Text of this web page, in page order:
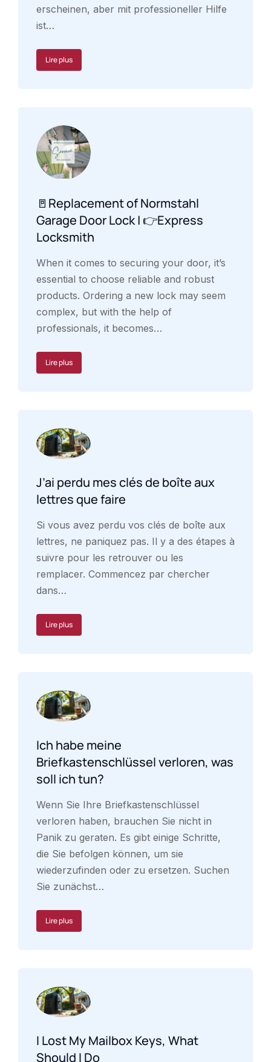
erscheinen, aber mit professioneller Hilfe
ist…
Lire plus
🚪Replacement of Normstahl
Garage Door Lock | 👉Express
Locksmith
When it comes to securing your door, it’s
essential to choose reliable and robust
products. Ordering a new lock may seem
complex, but with the help of
professionals, it becomes…
Lire plus
J’ai perdu mes clés de boîte aux
lettres que faire
Si vous avez perdu vos clés de boîte aux
lettres, ne paniquez pas. Il y a des étapes à
suivre pour les retrouver ou les
remplacer. Commencez par chercher
dans…
Lire plus
Ich habe meine
Briefkastenschlüssel verloren, was
soll ich tun?
Wenn Sie Ihre Briefkastenschlüssel
verloren haben, brauchen Sie nicht in
Panik zu geraten. Es gibt einige Schritte,
die Sie befolgen können, um sie
wiederzufinden oder zu ersetzen. Suchen
Sie zunächst…
Lire plus
I Lost My Mailbox Keys, What
Should I Do